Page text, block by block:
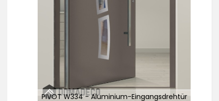
PIVOT W334 - Aluminium-Eingangsdrehtür